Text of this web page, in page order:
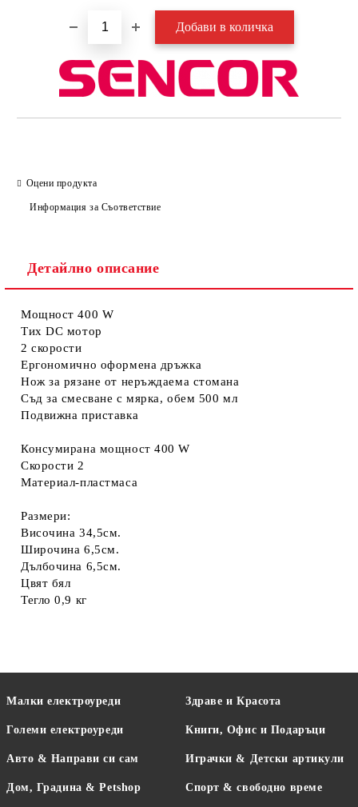
Оцени продукта
Информация за Съответствие
Детайлно описание
Мощност 400 W
Тих DC мотор
2 скорости
Ергономично оформена дръжка
Нож за рязане от неръждаема стомана
Съд за смесване с мярка, обем 500 мл
Подвижна приставка
Консумирана мощност 400 W
Скорости 2
Материал-пластмаса
Размери:
Височина 34,5см.
Широчина 6,5см.
Дълбочина 6,5см.
Цвят бял
Тегло 0,9 кг
Малки електроуреди
Големи електроуреди
Авто & Направи си сам
Дом, Градина & Petshop
Здраве и Красота
Книги, Офис и Подаръци
Играчки & Детски артикули
Спорт & свободно време